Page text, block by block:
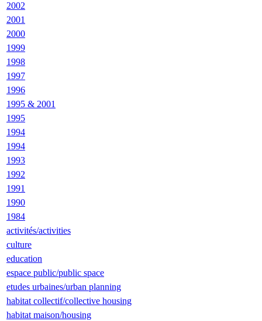
2002
2001
2000
1999
1998
1997
1996
1995 & 2001
1995
1994
1994
1993
1992
1991
1990
1984
activités/activities
culture
education
espace public/public space
etudes urbaines/urban planning
habitat collectif/collective housing
habitat maison/housing